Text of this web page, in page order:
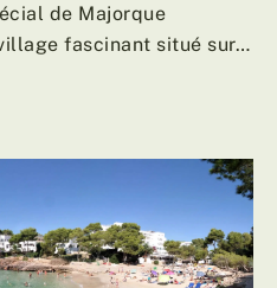
de Majorque
fascinant situé sur…